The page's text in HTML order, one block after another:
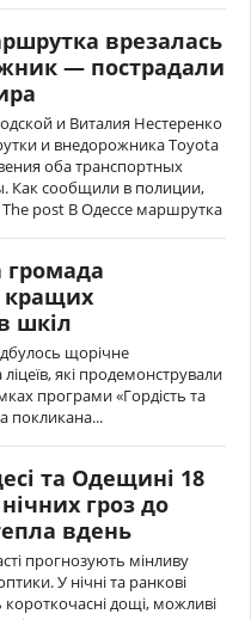
врезалась
— пострадали
и Виталия Нестеренко
и внедорожника Toyota
оба транспортных
Как сообщили в полиции,
post В Одессе маршрутка
громада
кращих
шкіл
щорічне
які продемонстрували
програми «Гордість та
покликана...
та Одещині 18
гроз до
вдень
прогнозують мінливу
У нічні та ранкові
короткочасні дощі, можливі